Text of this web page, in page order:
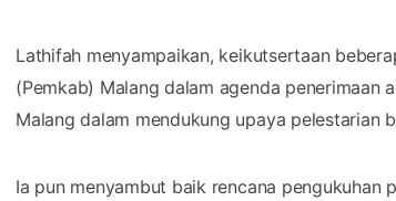
Lathifah menyampaikan, keikutsertaan
(Pemkab) Malang dalam agenda penerimaan
Malang dalam mendukung upaya pelestarian
Ia pun menyambut baik rencana pengukuhan